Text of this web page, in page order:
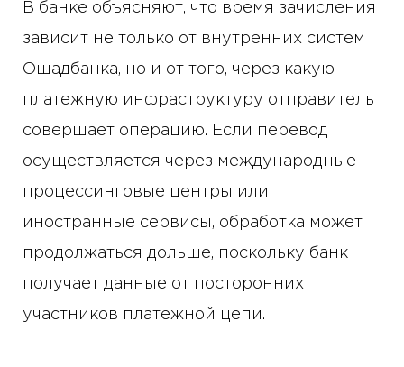
В банке объясняют, что время зачисления
зависит не только от внутренних систем
Ощадбанка, но и от того, через какую
платежную инфраструктуру отправитель
совершает операцию. Если перевод
осуществляется через международные
процессинговые центры или
иностранные сервисы, обработка может
продолжаться дольше, поскольку банк
получает данные от посторонних
участников платежной цепи.